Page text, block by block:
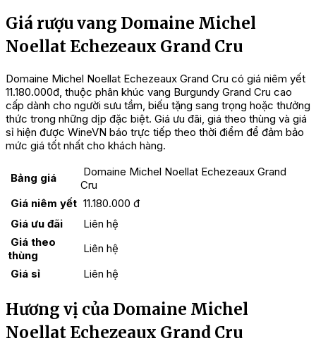
Giá rượu vang Domaine Michel
Noellat Echezeaux Grand Cru
Domaine Michel Noellat Echezeaux Grand Cru có giá niêm yết
11.180.000đ, thuộc phân khúc vang Burgundy Grand Cru cao
cấp dành cho người sưu tầm, biếu tặng sang trọng hoặc thưởng
thức trong những dịp đặc biệt. Giá ưu đãi, giá theo thùng và giá
sỉ hiện được WineVN báo trực tiếp theo thời điểm để đảm bảo
mức giá tốt nhất cho khách hàng.
Bảng giá
Domaine Michel Noellat Echezeaux Grand
Cru
Giá niêm yết 11.180.000 đ
Giá ưu đãi
Liên hệ
Giá theo
thùng
Liên hệ
Giá sỉ
Liên hệ
Hương vị của Domaine Michel
Noellat Echezeaux Grand Cru